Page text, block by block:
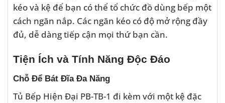
kéo và kệ để bạn có thể tổ chức đồ dùng bếp một
cách ngăn nắp. Các ngăn kéo có độ mở rộng đầy
đủ, dễ dàng tiếp cận mọi thứ bạn cần.
Tiện Ích và Tính Năng Độc Đáo
Chỗ Để Bát Đĩa Đa Năng
Tủ Bếp Hiện Đại PB-TB-1 đi kèm với một kệ đặc